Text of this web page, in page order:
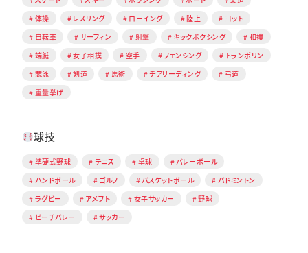
体操
レスリング ローイング 陸上
ヨット
自転車
サーフィン 射撃 キックボクシング
相撲
端艇
女子相撲 空手 フェンシング
トランポリン
競泳
剣道 馬術 チアリーディング
弓道
重量挙げ
球技
準硬式野球 テニス 卓球
バレーボール
ハンドボール
ゴルフ バスケットボール
バドミントン
ラグビー
アメフト 女子サッカー
野球
ビーチバレー
サッカー